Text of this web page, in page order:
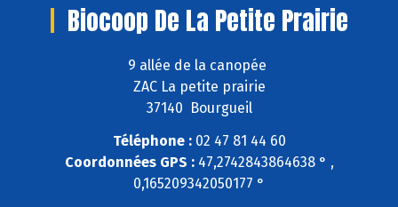
Biocoop De La Petite Prairie
9 allée de la canopée
ZAC La petite prairie
37140 Bourgueil
Téléphone :02 47 81 44 60
Coordonnées GPS :47,2742843864638 ° ,
0,165209342050177 °